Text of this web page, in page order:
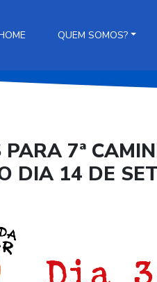
QUEM SOMOS?
PARA 7ª
DIA 14 DE